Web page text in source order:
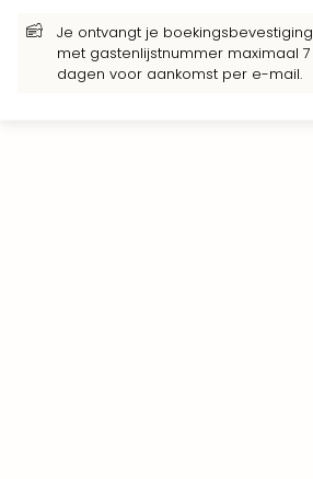
Je ontvangt je boekingsbevestiging
met gastenlijstnummer maximaal 7
dagen voor aankomst per e-mail.